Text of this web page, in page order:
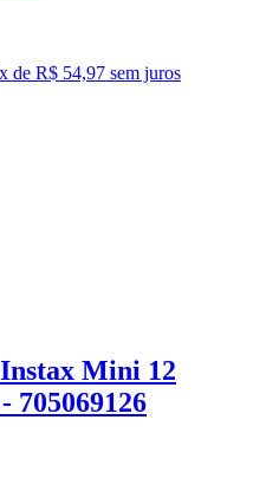
x de R$ 54,97 sem juros
Mini 12